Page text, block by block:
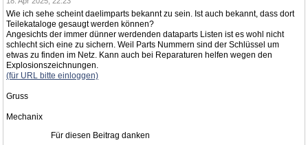
Wie ich sehe scheint daelimparts bekannt zu sein. Ist auch bekannt, dass dort
Teilekataloge gesaugt werden können?
Angesichts der immer dünner werdenden dataparts Listen ist es wohl nicht
schlecht sich eine zu sichern. Weil Parts Nummern sind der Schlüssel um
etwas zu finden im Netz. Kann auch bei Reparaturen helfen wegen den
Explosionszeichnungen.
(für URL bitte einloggen)
Gruss
Mechanix
Für diesen Beitrag danken